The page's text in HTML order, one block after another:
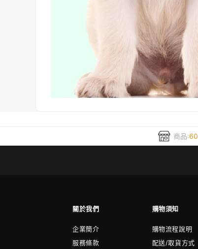
商品:60
關於我們 購物須知
企業簡介
服務條款
購物流程說明
配送/取貨方式